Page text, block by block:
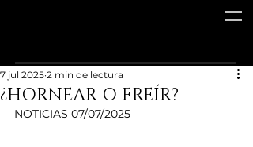
¿HORNEAR O FREÍR?
7 jul 2025 2 min de lectura
NOTICIAS 07/07/2025